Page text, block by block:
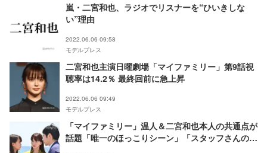
嵐・二宮和也、ラジオでリスナーを“ひいきしな
い”理由
2022.06.06 09:58
モデルプレス
二宮和也主演日曜劇場「マイファミリー」第9話視
聴率は14.2％ 最終回前に急上昇
2022.06.06 09:49
モデルプレス
「マイファミリー」温人＆二宮和也本人の共通点が
話題「唯一のほっこりシーン」「スタッフさんのニ